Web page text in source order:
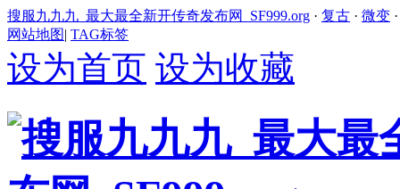
搜服九九九_最大最全新开传奇发布网_SF999.org · 复古 · 微变
网站地图| TAG标签
设为首页 设为收藏